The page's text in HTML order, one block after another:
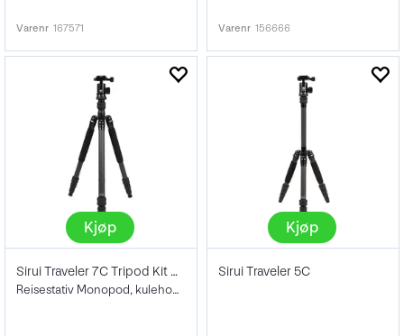
Varenr 167571 Varenr 156666
Kjøp
Sirui Traveler 7C Tripod Kit Carbon
Reisestativ Monopod, kulehode Arca Swiss
Kjøp
Sirui Traveler 5C